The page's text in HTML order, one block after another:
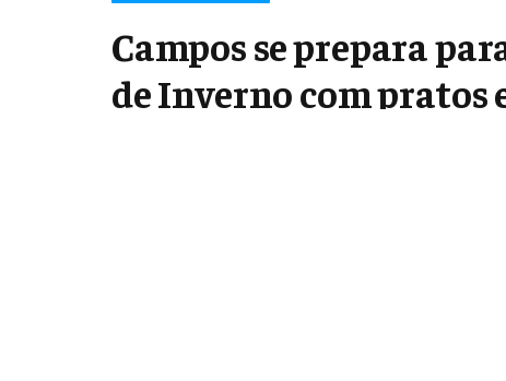
Campos se prepara
de Inverno com pratos